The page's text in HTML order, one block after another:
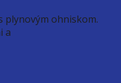
plynovým ohniskom.
a